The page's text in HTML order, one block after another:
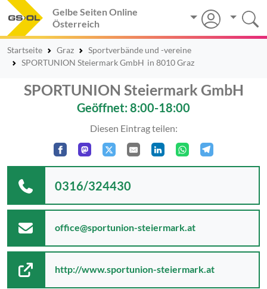
Gelbe Seiten Online
Österreich
Startseite Graz
Sportverbände und -vereine
SPORTUNION Steiermark GmbH in 8010 Graz
SPORTUNION Steiermark GmbH
Geöffnet: 8:00-18:00
Diesen Eintrag teilen:
0316/324430
office@sportunion-steiermark.at
http://www.sportunion-steiermark.at